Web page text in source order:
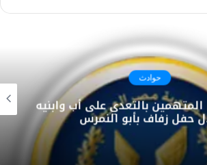
حوادث
بالتعدي على أب وابنيه
حفل زفاف بأبو النمرس